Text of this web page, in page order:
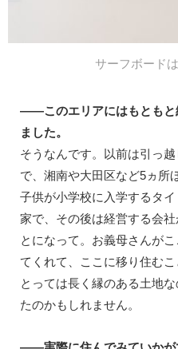
サーフボード
——このエリアにはもともと
ました。
そうなんです。以前は引っ
で、湘南や大田区など5ヵ所
子供が小学校に入学するタ
家で、その後は経営する会
とになって。お義母さんが
てくれて、ここに移り住む
とっては長く縁のある土地
たのかもしれません。